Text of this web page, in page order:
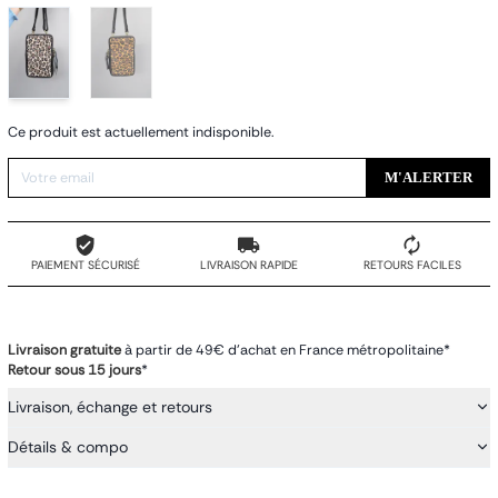
Ce produit est actuellement indisponible.
M'ALERTER
PAIEMENT SÉCURISÉ LIVRAISON RAPIDE RETOURS FACILES
Livraison gratuiteà partir de 49€ d'achat en France métropolitaine*
Retour sous 15 jours*
Livraison, échange et retours
Détails & compo